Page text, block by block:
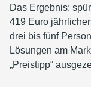
Das Ergebnis:
419 Euro
drei bis fünf
Lösungen am
„Preistipp“